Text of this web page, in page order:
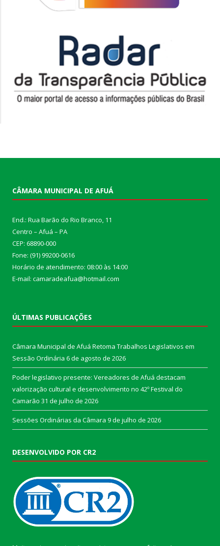
CÂMARA MUNICIPAL DE AFUÁ
End.: Rua Barão do Rio Branco, 11
Centro – Afuá – PA
CEP: 68890-000
Fone: (91) 99200-0616
Horário de atendimento: 08:00 às 14:00
E-mail: camaradeafua@hotmail.com
ÚLTIMAS PUBLICAÇÕES
Câmara Municipal de Afuá Retoma Trabalhos Legislativos em
Sessão Ordinária 6 de agosto de 2026
Poder legislativo presente: Vereadores de Afuá destacam
valorização cultural e desenvolvimento no 42º Festival do
Camarão 31 de julho de 2026
Sessões Ordinárias da Câmara 9 de julho de 2026
DESENVOLVIDO POR CR2